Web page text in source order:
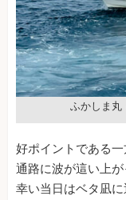
ふかしま丸
好ポイントである
通路に波が這い上が
幸い当日はベタ凪